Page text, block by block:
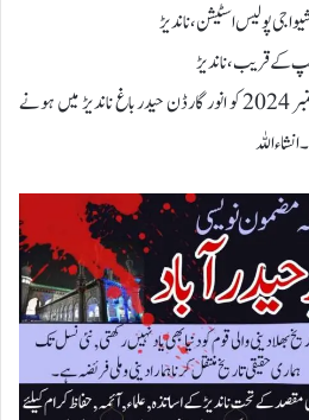
پولیس اسٹیشن، ناندیڑ
پمپ کے قریب، ناندیڑ
اس مضمون نویسی کے انعامات 15 ستمبر 2024 کو انور گارڈن حیدر باغ ناندیڑ میں ہونے